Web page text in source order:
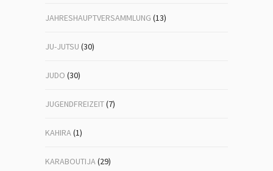
JAHRESHAUPTVERSAMMLUNG (13)
JU-JUTSU (30)
JUDO (30)
JUGENDFREIZEIT(7)
KAHIRA (1)
KARABOUTIJA (29)